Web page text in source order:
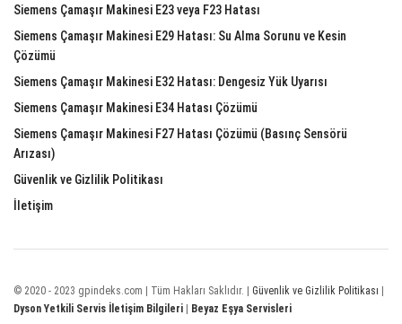
Siemens Çamaşır Makinesi E23 veya F23 Hatası
Siemens Çamaşır Makinesi E29 Hatası: Su Alma Sorunu ve Kesin
Çözümü
Siemens Çamaşır Makinesi E32 Hatası: Dengesiz Yük Uyarısı
Siemens Çamaşır Makinesi E34 Hatası Çözümü
Siemens Çamaşır Makinesi F27 Hatası Çözümü (Basınç Sensörü
Arızası)
Güvenlik ve Gizlilik Politikası
İletişim
© 2020 - 2023 gpindeks.com | Tüm Hakları Saklıdır. | Güvenlik ve Gizlilik Politikası |
Dyson Yetkili Servis İletişim Bilgileri | Beyaz Eşya Servisleri